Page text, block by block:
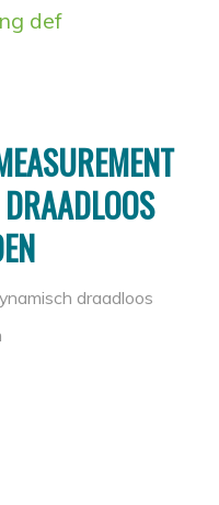
def
draadloos